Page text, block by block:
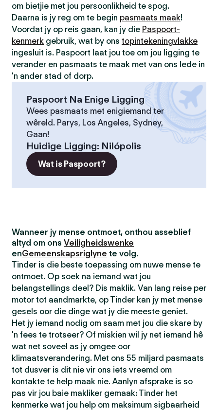
om bietjie met jou persoonlikheid te spog.
Daarna is jy reg om te begin pasmaats maak!
Voordat jy op reis gaan, kan jy die Paspoort-
kenmerk gebruik, wat by ons topintekeningvlakke
ingesluit is. Paspoort laat jou toe om jou ligging te
verander en pasmaats te maak met van ons lede in
'n ander stad of dorp.
Paspoort Na Enige Ligging
Wees pasmaats met enigiemand ter
wêreld. Parys, Los Angeles, Sydney,
Gaan!
Huidige Ligging: Nilópolis
Wat is Paspoort?
Wanneer jy mense ontmoet, onthou asseblief
altyd om ons Veiligheidswenke
enGemeenskapsriglyne te volg.
Tinder is die beste toepassing om nuwe mense te
ontmoet. Op soek na iemand wat jou
belangstellings deel? Dis maklik. Van lang reise per
motor tot aandmarkte, op Tinder kan jy met mense
gesels oor die dinge wat jy die meeste geniet.
Het jy iemand nodig om saam met jou die skare by
'n fees te trotseer? Of miskien wil jy net iemand hê
wat net soveel as jy omgee oor
klimaatsverandering. Met ons 55 miljard pasmaats
tot dusver is dit nie vir ons iets vreemd om
kontakte te help maak nie. Aanlyn afsprake is so
pas vir jou baie makliker gemaak: Tinder het
kenmerke wat jou help om maksimum sigbaarheid